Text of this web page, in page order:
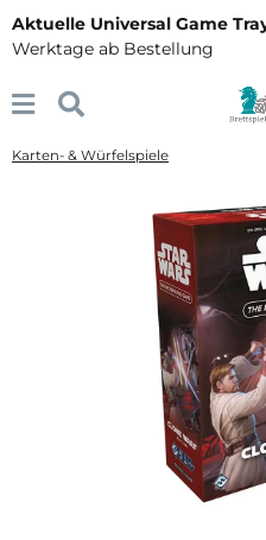
Aktuelle Universal Game
Werktage ab Bestellung
Karten- & Würfelspiele